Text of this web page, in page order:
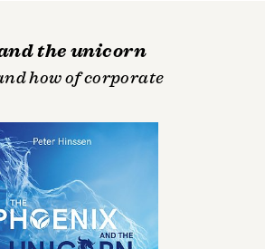
the unicorn
how of corporate